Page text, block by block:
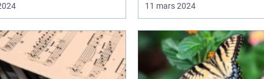
11 mars 2024